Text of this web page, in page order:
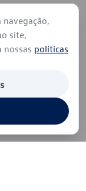
site,
nossas políticas